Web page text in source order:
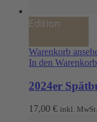
Edition
Warenkorb
In den Warenkorb
2024er
17,00 € inkl. MwSt.